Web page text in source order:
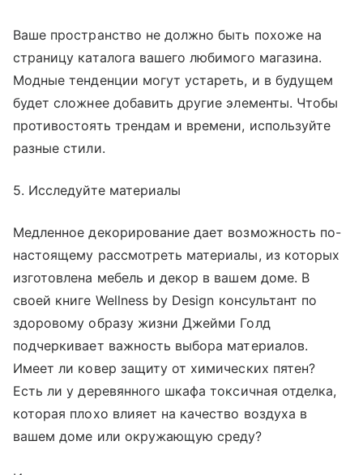
Ваше пространство не должно быть похоже на
страницу каталога вашего любимого магазина.
Модные тенденции могут устареть, и в будущем
будет сложнее добавить другие элементы. Чтобы
противостоять трендам и времени, используйте
разные стили.
5. Исследуйте материалы
Медленное декорирование дает возможность по-
настоящему рассмотреть материалы, из которых
изготовлена мебель и декор в вашем доме. В
своей книге Wellness by Design консультант по
здоровому образу жизни Джейми Голд
подчеркивает важность выбора материалов.
Имеет ли ковер защиту от химических пятен?
Есть ли у деревянного шкафа токсичная отделка,
которая плохо влияет на качество воздуха в
вашем доме или окружающую среду?